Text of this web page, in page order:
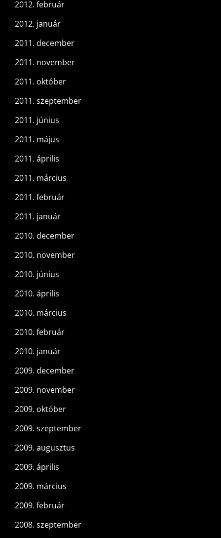
2012. február
2012. január
2011. december
2011. november
2011. október
2011. szeptember
2011. június
2011. május
2011. április
2011. március
2011. február
2011. január
2010. december
2010. november
2010. június
2010. április
2010. március
2010. február
2010. január
2009. december
2009. november
2009. október
2009. szeptember
2009. augusztus
2009. április
2009. március
2009. február
2008. szeptember